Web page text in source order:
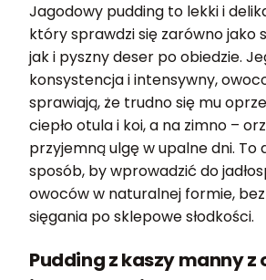
Jagodowy pudding to lekki i
który sprawdzi się zarówno jako
jak i pyszny deser po obiedzie.
konsystencja i intensywny,
sprawiają, że trudno się mu
ciepło otula i koi, a na zimno –
przyjemną ulgę w upalne dni. To
sposób, by wprowadzić do
owoców w naturalnej formie,
sięgania po sklepowe słodkości.
Pudding z kaszy manny